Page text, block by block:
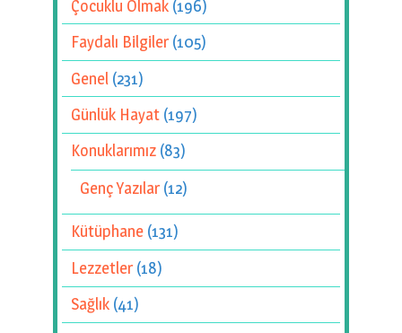
Çocuklu Olmak (196)
Faydalı Bilgiler(105)
Genel (231)
Günlük Hayat (197)
Konuklarımız (83)
Genç Yazılar(12)
Kütüphane (131)
Lezzetler(18)
Sağlık (41)